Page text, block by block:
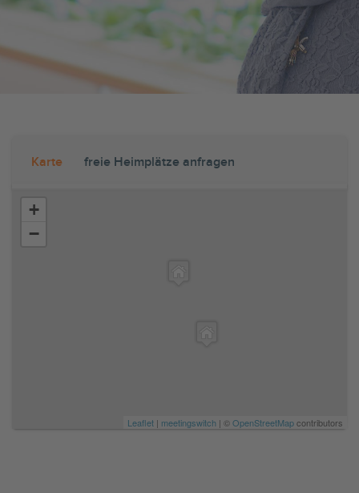
Karte freie Heimplätze anfragen
+
−
Leaflet | meetingswitch | ©OpenStreetMapcontributors